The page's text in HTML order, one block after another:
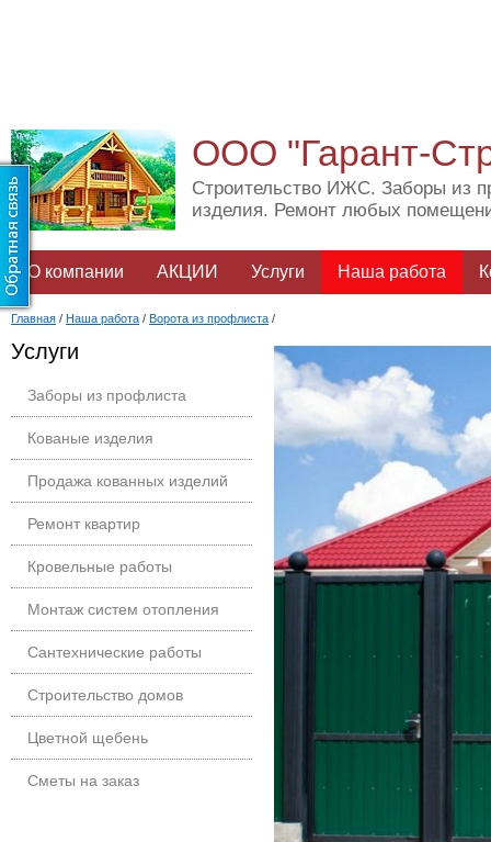
ООО "Гарант-
Строительство ИЖС. Заборы из
изделия. Ремонт любых
О компании АКЦИИ Услуги Наша работа
Главная / Наша работа / Ворота из профлиста /
Услуги
Заборы из профлиста
Кованые изделия
Продажа кованных изделий
Ремонт квартир
Кровельные работы
Монтаж систем отопления
Сантехнические работы
Строительство домов
Цветной щебень
Сметы на заказ